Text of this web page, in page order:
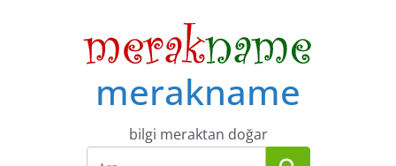
merakname
bilgi meraktan doğar